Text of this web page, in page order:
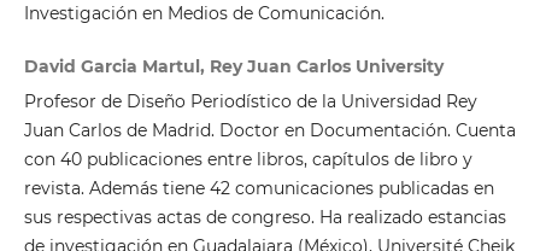
Investigación en Medios de Comunicación.
David Garcia Martul, Rey Juan Carlos University
Profesor de Diseño Periodístico de la Universidad Rey
Juan Carlos de Madrid. Doctor en Documentación. Cuenta
con 40 publicaciones entre libros, capítulos de libro y
revista. Además tiene 42 comunicaciones publicadas en
sus respectivas actas de congreso. Ha realizado estancias
de investigación en Guadalajara (México), Université Cheik